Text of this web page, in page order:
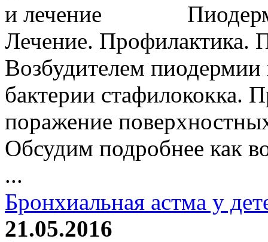
Лечение. Профилактика.
Возбудителем
бактерии стафилококка.
поражение
Обсудим подробнее как
...
Бронхиальная астма у
21.05.2016